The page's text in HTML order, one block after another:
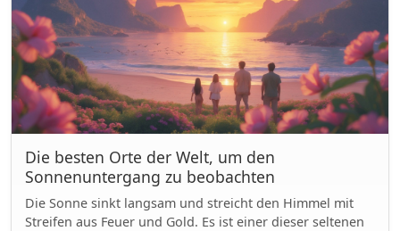
Die besten Orte der Welt, um den
Sonnenuntergang zu beobachten
Die Sonne sinkt langsam und streicht den Himmel mit
Streifen aus Feuer und Gold. Es ist einer dieser seltenen